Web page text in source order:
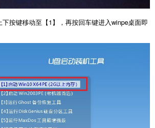
下按键移动至【1】，再按回车键进入winpe桌面即